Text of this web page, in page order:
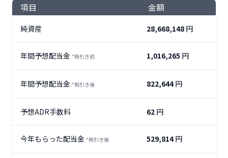
項目
金額
純資産 28,668,148 円
年間予想配当金 *税引き前 1,016,265 円
年間予想配当金 *税引き後 822,644円
予想ADR手数料 62 円
今年もらった配当金 *税引き後 529,814円